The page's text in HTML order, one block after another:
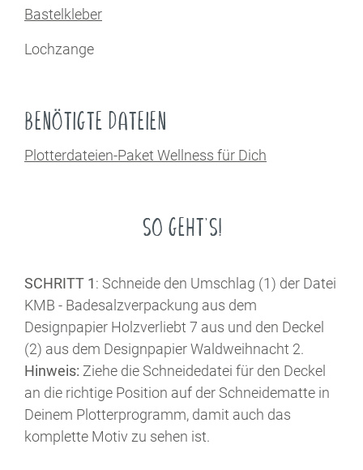
Bastelkleber
Lochzange
BENÖTIGTE DATEIEN
Plotterdateien-Paket Wellness für Dich
SO GEHT'S!
SCHRITT 1: Schneide den Umschlag (1) der Datei
KMB - Badesalzverpackung aus dem
Designpapier Holzverliebt 7 aus und den Deckel
(2) aus dem Designpapier Waldweihnacht 2.
Hinweis: Ziehe die Schneidedatei für den Deckel
an die richtige Position auf der Schneidematte in
Deinem Plotterprogramm, damit auch das
komplette Motiv zu sehen ist.